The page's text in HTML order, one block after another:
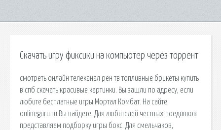
Скачать игру фиксики на компьютер через торрент
смотреть онлайн телеканал рен тв топливные брикеты купить
в спб скачать красивые картинки. Вы зашли по адресу, если
любите бесплатные игры Мортал Комбат. На сайте
onlineguru.ru Вы найдете. Для любителей честных поединков
представляем подборку игры бокс. Для смельчаков,